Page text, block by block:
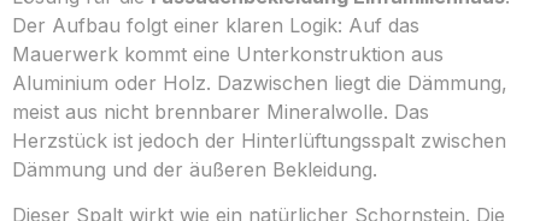
Der Aufbau folgt einer klaren Logik: Auf das
Mauerwerk kommt eine Unterkonstruktion aus
Aluminium oder Holz. Dazwischen liegt die Dämmung,
meist aus nicht brennbarer Mineralwolle. Das
Herzstück ist jedoch der Hinterlüftungsspalt zwischen
Dämmung und der äußeren Bekleidung.
Dieser Spalt wirkt wie ein natürlicher Schornstein. Die